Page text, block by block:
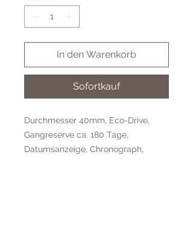
In den Warenkorb
Sofortkauf
Durchmesser 40mm, Eco-Drive,
Gangreserve ca. 180 Tage,
Datumsanzeige, Chronograph,